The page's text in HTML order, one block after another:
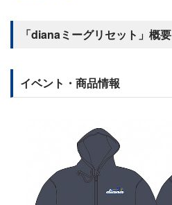
「dianaミーグリセット」概要
イベント・商品情報